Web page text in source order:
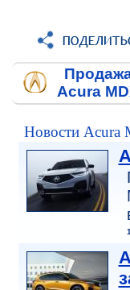
Acura
Новости Acura